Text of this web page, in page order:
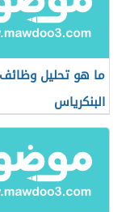
ما هو تحليل وظائف
البنكرياس